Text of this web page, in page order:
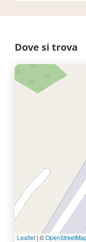
Dove si trova
Leaflet | ©